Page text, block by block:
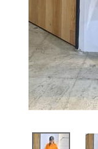
バッグ
靴
帽子
ソックス
その他雑貨